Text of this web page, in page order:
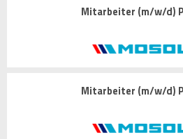
Mitarbeiter (m/w/d)
Mitarbeiter (m/w/d)